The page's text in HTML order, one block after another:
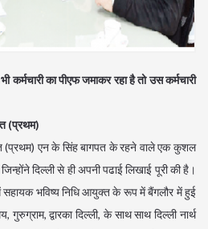
कर्मचारी का पीएफ जमाकर रहा है तो उस कर्मचारी
(प्रथम)
(प्रथम) एन के सिंह बागपत के रहने वाले एक कुशल
दिल्ली से ही अपनी पढाई लिखाई पूरी की है।
सहायक भविष्य निधि आयुक्त के रूप में बैंगलौर में हुई
द्वारका दिल्ली, के साथ साथ दिल्ली नार्थ